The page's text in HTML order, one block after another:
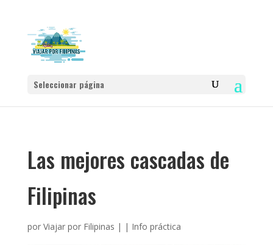
Seleccionar página
Las mejores cascadas de
Filipinas
por Viajar por Filipinas | | Info práctica